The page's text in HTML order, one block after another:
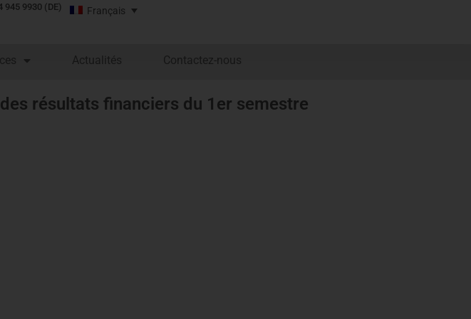
945 9930 (DE) Français
Actualités Contactez-nous
résultats financiers du 1er semestre